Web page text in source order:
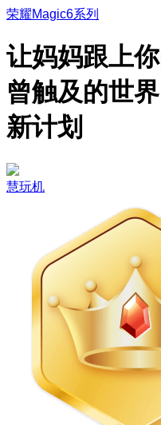
荣耀Magic6系列
让妈妈跟上
曾触及的世
新计划
慧玩机